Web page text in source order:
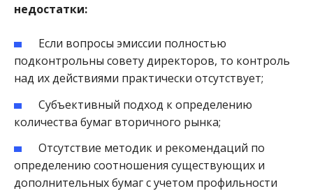
недостатки:
Если вопросы эмиссии полностью
подконтрольны совету директоров, то контроль
над их действиями практически отсутствует;
Субъективный подход к определению
количества бумаг вторичного рынка;
Отсутствие методик и рекомендаций по
определению соотношения существующих и
дополнительных бумаг с учетом профильности